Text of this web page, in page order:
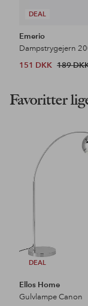
DEAL
Emerio
151 DKK 189
Favoritter
DEAL
Ellos Home
Gulvlampe Canon